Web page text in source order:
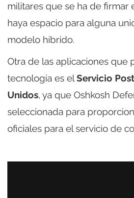
militares que se ha de firmar
haya espacio para alguna
modelo híbrido.
Otra de las aplicaciones que
tecnología es elServicio
Unidos, ya que Oshkosh
seleccionada para
oficiales para el servicio de